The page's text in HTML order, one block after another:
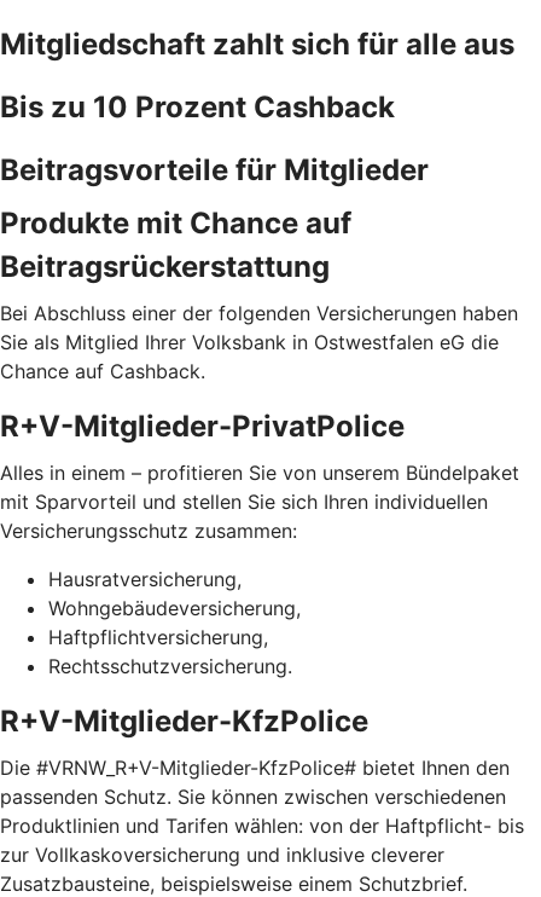
Mitgliedschaft zahlt sich für alle aus
Bis zu 10 Prozent Cashback
Beitragsvorteile für Mitglieder
Produkte mit Chance auf
Beitragsrückerstattung
Bei Abschluss einer der folgenden Versicherungen haben
Sie als Mitglied Ihrer Volksbank in Ostwestfalen eG die
Chance auf Cashback.
R+V-Mitglieder-PrivatPolice
Alles in einem – profitieren Sie von unserem Bündelpaket
mit Sparvorteil und stellen Sie sich Ihren individuellen
Versicherungsschutz zusammen:
Hausratversicherung,
Wohngebäudeversicherung,
Haftpflichtversicherung,
Rechtsschutzversicherung.
R+V-Mitglieder-KfzPolice
Die #VRNW_R+V-Mitglieder-KfzPolice# bietet Ihnen den
passenden Schutz. Sie können zwischen verschiedenen
Produktlinien und Tarifen wählen: von der Haftpflicht- bis
zur Vollkaskoversicherung und inklusive cleverer
Zusatzbausteine, beispielsweise einem Schutzbrief.